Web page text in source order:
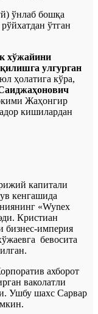
ўнлаб бошқа
ўтган
хўжайини
улгурган
ҳолатига кўра,
Жаҳонгир
кишилардан
капитали
кенгашида
«Wynex
Кристиан
бизнес-империя
бевосита
ахборот
ваколатли
Ушбу шахс Сарвар